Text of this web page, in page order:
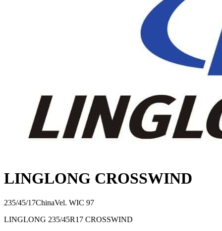
LINGLONG CROSSWIND
235/45/17ChinaVel. WIC 97
LINGLONG 235/45R17 CROSSWIND